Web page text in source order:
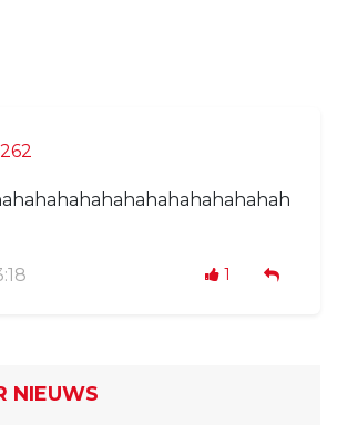
1
NIEUWS